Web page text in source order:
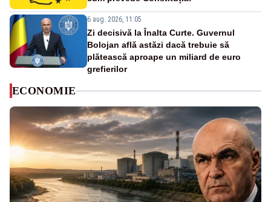
6 aug. 2026, 11:05
Zi decisivă la Înalta Curte. Guvernul
Bolojan află astăzi dacă trebuie să
plătească aproape un miliard de euro
grefierilor
ECONOMIE